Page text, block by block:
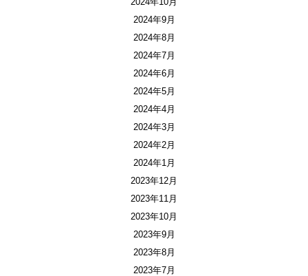
2024年9月
2024年8月
2024年7月
2024年6月
2024年5月
2024年4月
2024年3月
2024年2月
2024年1月
2023年12月
2023年11月
2023年10月
2023年9月
2023年8月
2023年7月